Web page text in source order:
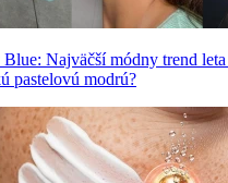
Najväčší módny trend
pastelovú modrú?